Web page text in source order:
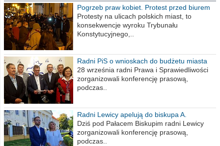
Pogrzeb praw kobiet. Protest przed biurem
poselskim PiS
Protesty na ulicach polskich miast, to
konsekwencje wyroku Trybunału
Konstytucyjnego,..
Radni PiS o wnioskach do budżetu miasta
na 2021 rok
28 września radni Prawa i Sprawiedliwości
zorganizowali konferencję prasową,
podczas..
Radni Lewicy apelują do biskupa A.
Wiesława Meringa
Dziś pod Pałacem Biskupim radni Lewicy
zorganizowali konferencję prasową,
podczas..